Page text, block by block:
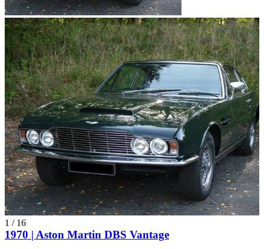
1 / 16
1970 | Aston Martin DBS Vantage